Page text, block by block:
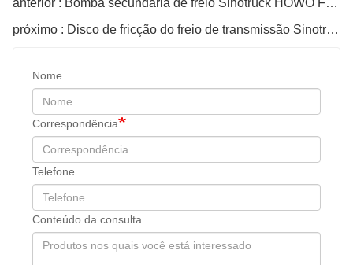
próximo : Disco de fricção do freio de transmissão Sinotruk Wg2209060005
Nome
Correspondência
Telefone
Conteúdo da consulta